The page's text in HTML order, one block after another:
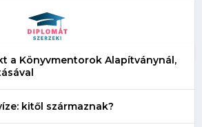
a Könyvmentorok Alapítványnál,
kitől származnak?